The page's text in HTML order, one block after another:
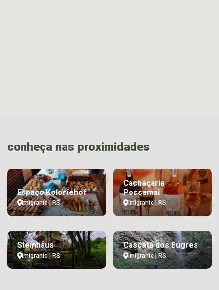
conheça nas proximidades
Espaço Koloniehof
Imigrante | RS
Cachaçaria
Possamai
Imigrante | RS
Steinhaus
Imigrante | RS
Cascata dos Bugres
Imigrante | RS